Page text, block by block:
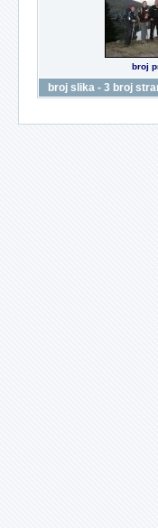
broj
broj slika - 3 broj